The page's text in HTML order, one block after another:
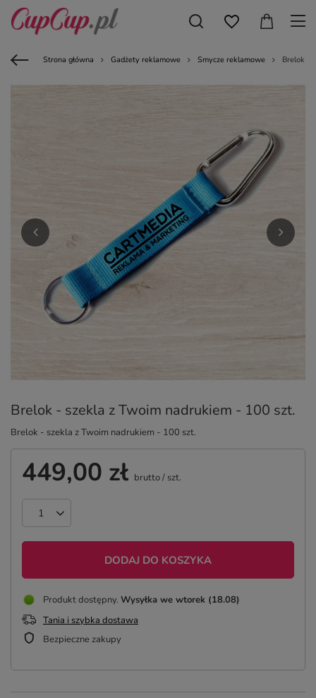
Strona główna Gadżety reklamowe Smycze reklamowe Brelok -
Brelok - szekla z Twoim nadrukiem - 100 szt.
Brelok - szekla z Twoim nadrukiem - 100 szt.
449,00 zł brutto/ szt.
DODAJ DO KOSZYKA
Produkt dostępny Wysyłka we wtorek (18.08)
Tania i szybka dostawa
Bezpieczne zakupy